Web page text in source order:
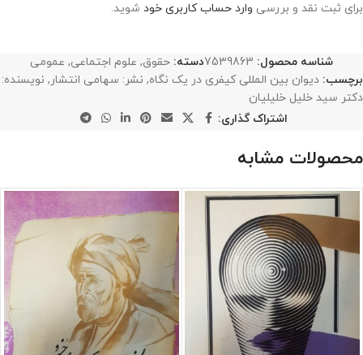
برای ثبت نقد و بررسی وارد حساب کاربری خود شوید.
شناسه محصول: 7539863دسته: حقوق, علوم اجتماعی, عمومی
برچسب: دیوان بین المللی کیفری در یک نگاه, نشر: سهامی انتشار, نویسنده:
دکتر سید خلیل خلیلیان
اشتراک گذاری:
محصولات مشابه